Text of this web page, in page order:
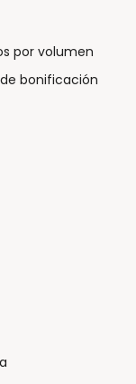
por volumen
bonificación